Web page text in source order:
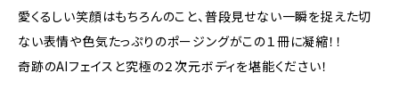
愛くるしい笑顔はもちろんのこと、普段見せない一瞬を捉えた切
ない表情や色気たっぷりのポージングがこの１冊に凝縮！！
奇跡のAIフェイスと究極の２次元ボディを堪能ください！